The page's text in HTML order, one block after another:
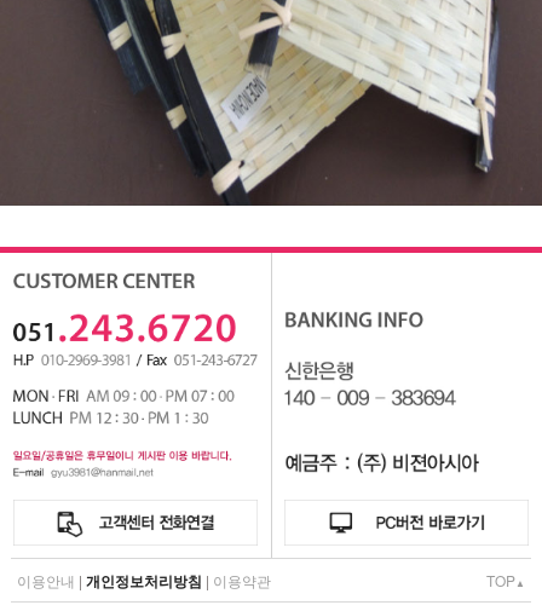
이용안내 | 개인정보처리방침 | 이용약관 TOP▲